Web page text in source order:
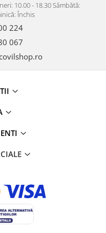
10.00 - 18.30 Sâmbătă:
Închis
224
067